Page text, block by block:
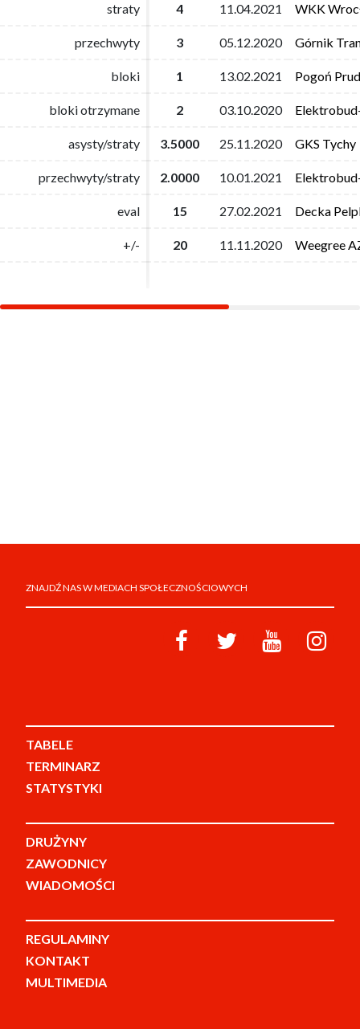
straty 4 11.04.2021 WKK
przechwyty 3 05.12.2020 Górnik
bloki 1 13.02.2021 Pogoń
bloki otrzymane 2 03.10.2020
asysty/straty 3.5000 25.11.2020 GKS Tychy
przechwyty/straty 2.0000 10.01.2021
eval 15 27.02.2021 Decka
+/- 20 11.11.2020 Weegree
straty 4 11.04.2021 WKK
przechwyty 3 05.12.2020 Górnik
bloki 1 13.02.2021 Pogoń
bloki otrzymane 2 03.10.2020
asysty/straty 3.5000 25.11.2020 GKS Tychy
przechwyty/straty 2.0000 10.01.2021
eval 15 27.02.2021 Decka
+/- 20 11.11.2020 Weegree
ZNAJDŹ NAS W MEDIACH SPOŁECZNOŚCIOWYCH
TABELE
TERMINARZ
STATYSTYKI
DRUŻYNY
ZAWODNICY
WIADOMOŚCI
REGULAMINY
KONTAKT
MULTIMEDIA